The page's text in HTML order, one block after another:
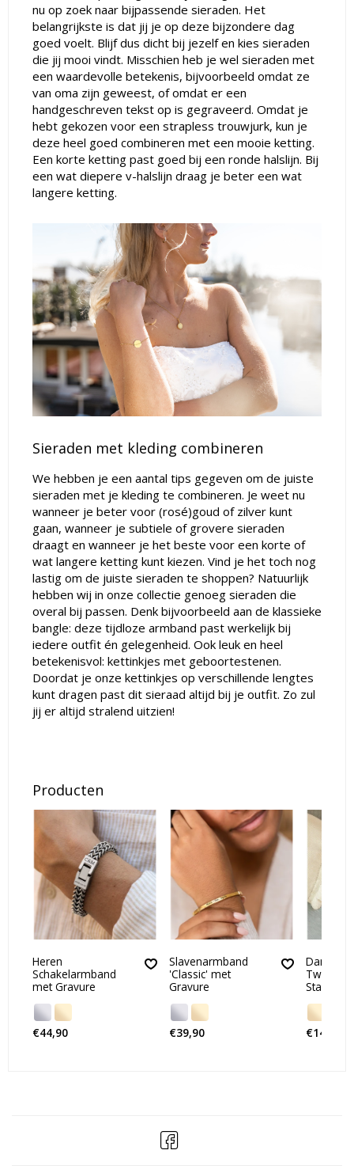
nu op zoek naar bijpassende sieraden. Het
belangrijkste is dat jij je op deze bijzondere dag
goed voelt. Blijf dus dicht bij jezelf en kies sieraden
die jij mooi vindt. Misschien heb je wel sieraden met
een waardevolle betekenis, bijvoorbeeld omdat ze
van oma zijn geweest, of omdat er een
handgeschreven tekst op is gegraveerd. Omdat je
hebt gekozen voor een strapless trouwjurk, kun je
deze heel goed combineren met een mooie ketting.
Een korte ketting past goed bij een ronde halslijn. Bij
een wat diepere v-halslijn draag je beter een wat
langere ketting.
Sieraden met kleding combineren
We hebben je een aantal tips gegeven om de juiste
sieraden met je kleding te combineren. Je weet nu
wanneer je beter voor (rosé)goud of zilver kunt
gaan, wanneer je subtiele of grovere sieraden
draagt en wanneer je het beste voor een korte of
wat langere ketting kunt kiezen. Vind je het toch nog
lastig om de juiste sieraden te shoppen? Natuurlijk
hebben wij in onze collectie genoeg sieraden die
overal bij passen. Denk bijvoorbeeld aan de klassieke
bangle: deze tijdloze armband past werkelijk bij
iedere outfit én gelegenheid. Ook leuk en heel
betekenisvol: kettinkjes met geboortestenen.
Doordat je onze kettinkjes op verschillende lengtes
kunt dragen past dit sieraad altijd bij je outfit. Zo zul
jij er altijd stralend uitzien!
Producten
Heren
Schakelarmband
met Gravure
€44,90
Slavenarmband
'Classic' met
Gravure
€39,90
Dames
Two
Stainless
€14,90